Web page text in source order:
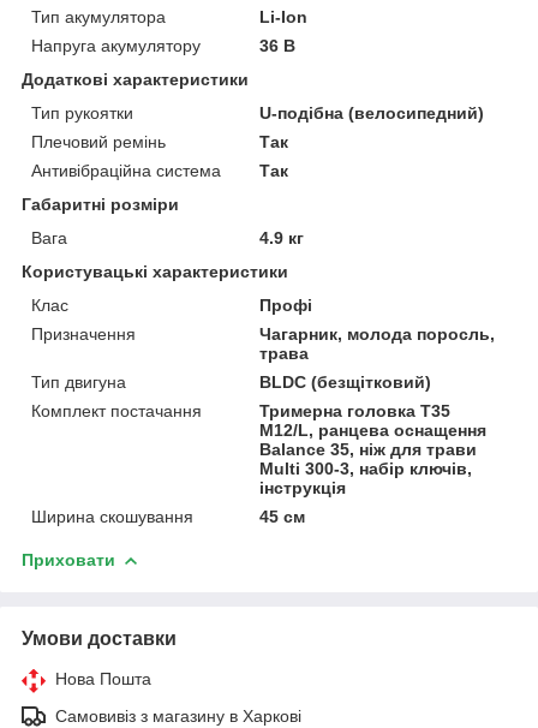
Тип акумулятора
Li-Ion
Напруга акумулятору
36 В
Додаткові характеристики
Тип рукоятки
U-подібна (велосипедний)
Плечовий ремінь
Так
Антивібраційна система
Так
Габаритні розміри
Вага
4.9 кг
Користувацькі характеристики
Клас
Профі
Призначення
Чагарник, молода поросль,
трава
Тип двигуна
BLDC (безщітковий)
Комплект постачання
Тримерна головка T35
M12/L, ранцева оснащення
Balance 35, ніж для трави
Multi 300-3, набір ключів,
інструкція
Ширина скошування
45 см
Приховати
Умови доставки
Нова Пошта
Самовивіз з магазину в Харкові